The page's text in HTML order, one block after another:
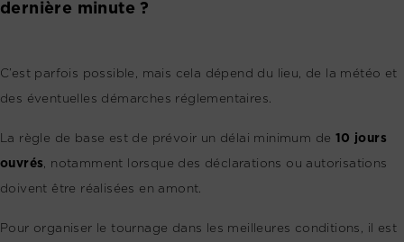
dernière minute ?
C’est parfois possible, mais cela dépend du lieu, de la météo et
des éventuelles démarches réglementaires.
La règle de base est de prévoir un délai minimum de 10 jours
ouvrés, notamment lorsque des déclarations ou autorisations
doivent être réalisées en amont.
Pour organiser le tournage dans les meilleures conditions, il est